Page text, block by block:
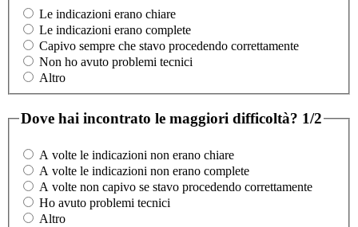
Le indicazioni erano chiare
Le indicazioni erano complete
Capivo sempre che stavo procedendo correttamente
Non ho avuto problemi tecnici
Altro
Dove hai incontrato le maggiori difficoltà? 1/2
A volte le indicazioni non erano chiare
A volte le indicazioni non erano complete
A volte non capivo se stavo procedendo correttamente
Ho avuto problemi tecnici
Altro